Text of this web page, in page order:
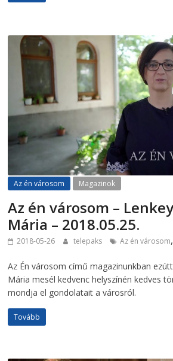
Az én városom Magazinok
Az én városom –
Mária – 2018.05.25.
2018-05-26 telepaks Az én városom,
Az Én városom című magazinunkban
Mária mesél kedvenc helyszínén kedves
mondja el gondolatait a városról.
Tovább